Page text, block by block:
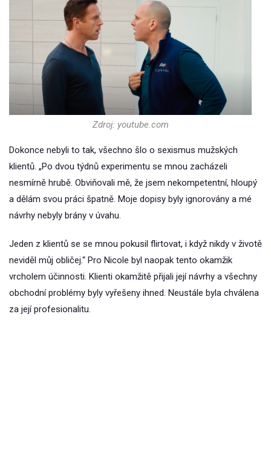
Zdroj: youtube.com
Dokonce nebyli to tak, všechno šlo o sexismus mužských
klientů. „Po dvou týdnů experimentu se mnou zacházeli
nesmírně hrubě. Obviňovali mě, že jsem nekompetentní, hloupý
a dělám svou práci špatně. Moje dopisy byly ignorovány a mé
návrhy nebyly brány v úvahu.
Jeden z klientů se se mnou pokusil flirtovat, i když nikdy v životě
neviděl můj obličej.“ Pro Nicole byl naopak tento okamžik
vrcholem účinnosti. Klienti okamžitě přijali její návrhy a všechny
obchodní problémy byly vyřešeny ihned. Neustále byla chválena
za její profesionalitu.